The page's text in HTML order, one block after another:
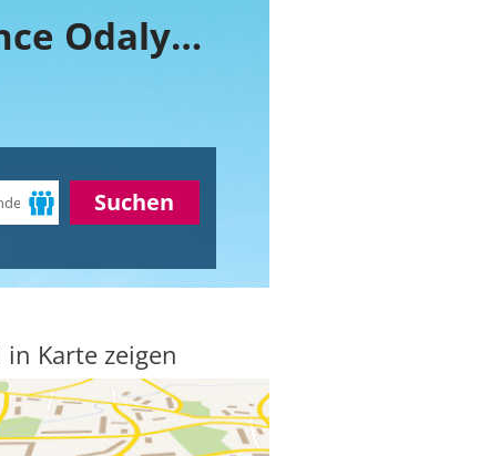
Buchen Sie jetzt ihr Zimmer im Residence Odalys Les Villas de Bel Godere
Suchen
in Karte zeigen